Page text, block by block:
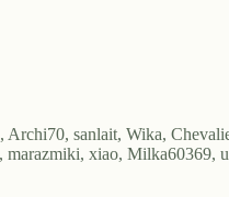
sanlait, Wika,
xiao, Milka60369,